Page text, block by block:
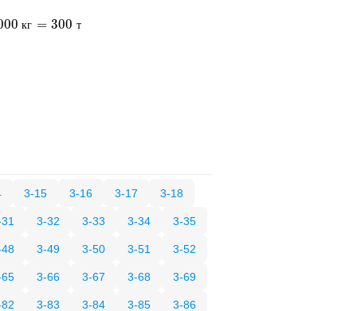
кг = 300 т
3-15 3-16 3-17 3-18
3-32 3-33 3-34 3-35
3-49 3-50 3-51 3-52
3-66 3-67 3-68 3-69
3-83 3-84 3-85 3-86